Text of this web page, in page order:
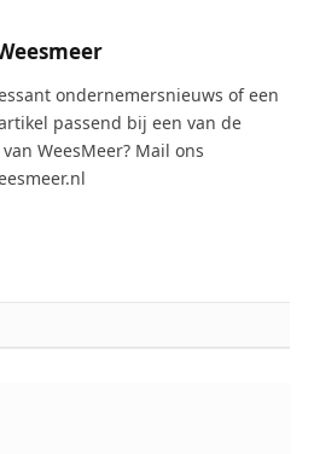
ondernemersnieuws of een
passend bij een van de
WeesMeer? Mail ons